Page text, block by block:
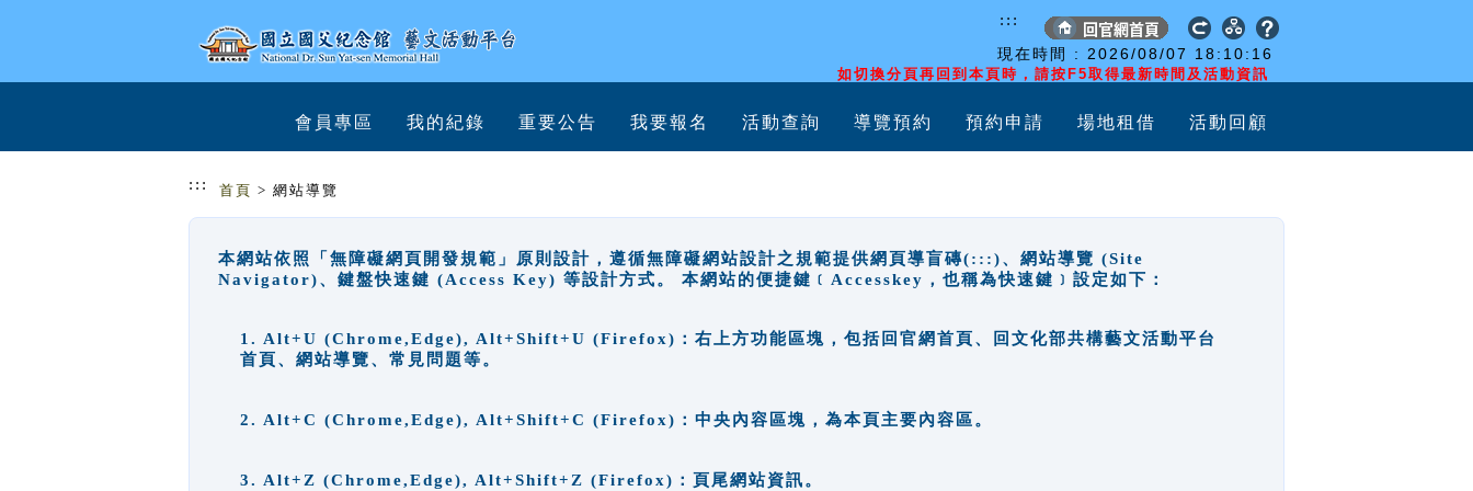
現在時間 : 2026/08/07 18:10:16
如切換分頁再回到本頁時，請按F5取得最新時間及活動資訊
:::
會員專區 我的紀錄 重要公告 我要報名 活動查詢 導覽預約 預約申請 場地租借 活動回顧
::: 首頁 > 網站導覽
本網站依照「無障礙網頁開發規範」原則設計，遵循無障礙網站設計之規範提供網頁導盲磚(:::)、網站導覽 (Site
Navigator)、鍵盤快速鍵 (Access Key) 等設計方式。 本網站的便捷鍵﹝Accesskey，也稱為快速鍵﹞設定如下：
1. Alt+U (Chrome,Edge), Alt+Shift+U (Firefox)：右上方功能區塊，包括回官網首頁、回文化部共構藝文活動平台
首頁、網站導覽、常見問題等。
2. Alt+C (Chrome,Edge), Alt+Shift+C (Firefox)：中央內容區塊，為本頁主要內容區。
3. Alt+Z (Chrome,Edge), Alt+Shift+Z (Firefox)：頁尾網站資訊。